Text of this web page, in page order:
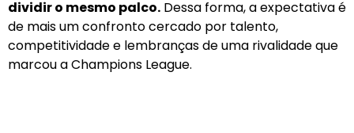
dividir o mesmo palco. Dessa forma, a expectativa é
de mais um confronto cercado por talento,
competitividade e lembranças de uma rivalidade que
marcou a Champions League.